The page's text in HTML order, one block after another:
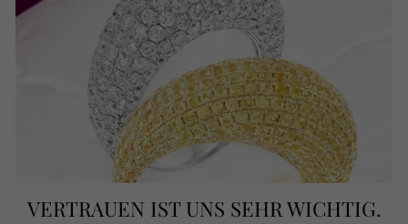
VERTRAUEN IST UNS SEHR WICHTIG.